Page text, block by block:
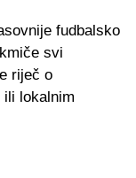
fudbalsko
svi
riječ o
ili lokalnim